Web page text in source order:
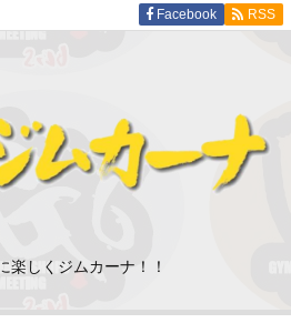
楽しくジムカーナ！！
Facebook RSS